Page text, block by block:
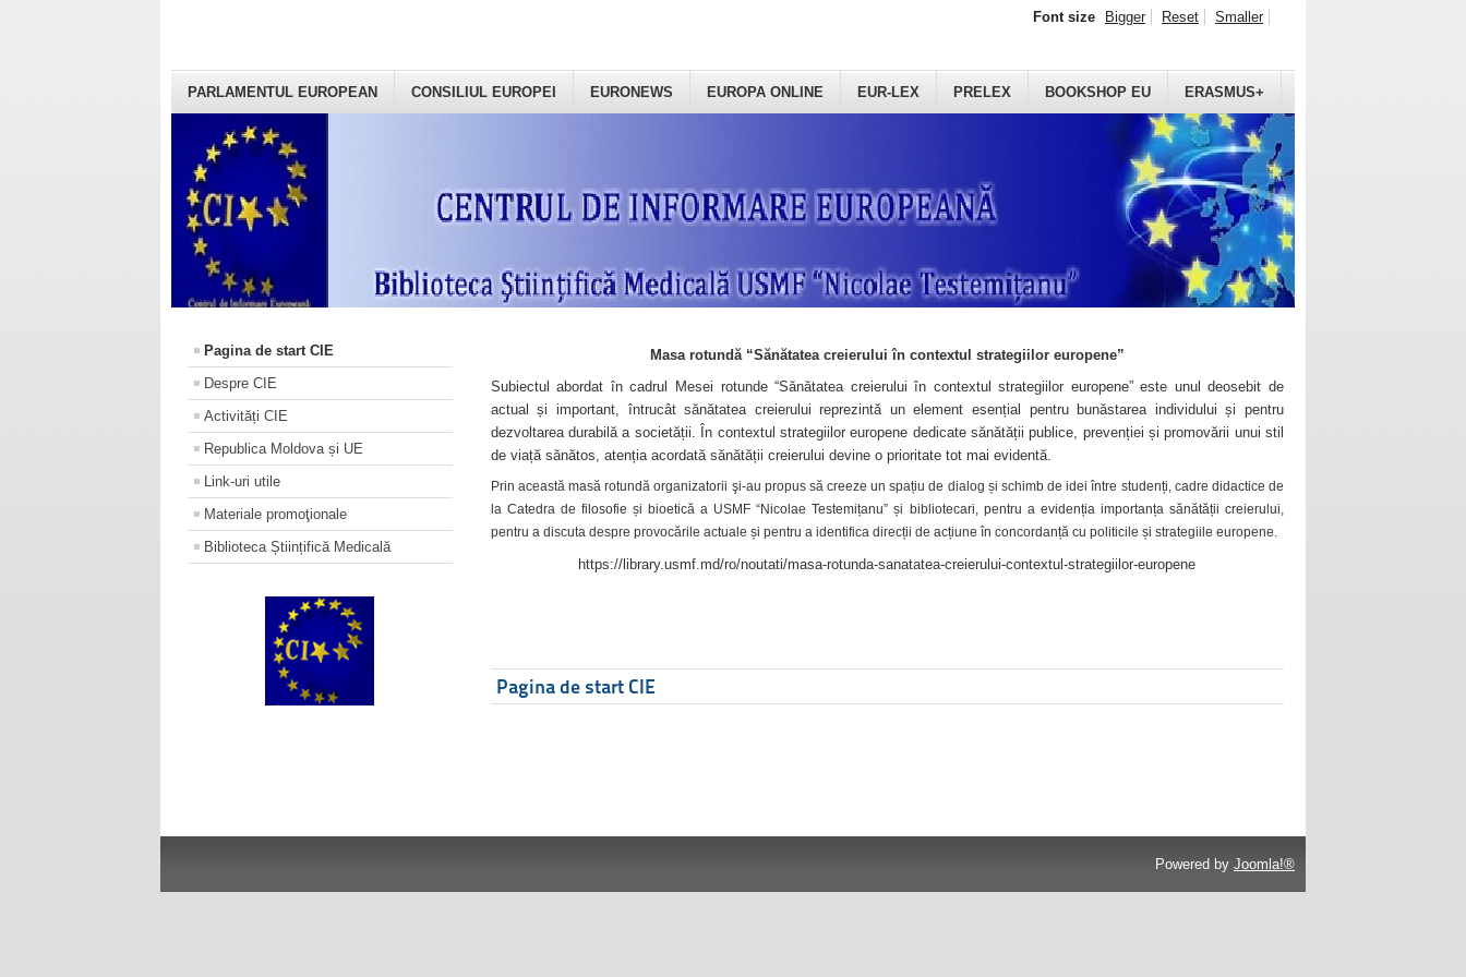
PARLAMENTUL EUROPEAN CONSILIUL EUROPEI EURONEWS EUROPA ONLINE EUR-LEX PRELEX BOOKSHOP EU ERASMUS+
Font size Bigger Reset Smaller
Pagina de start CIE
Despre CIE
Activități CIE
Republica Moldova și UE
Link-uri utile
Materiale promoţionale
Biblioteca Științifică Medicală
Masa rotundă “Sănătatea creierului în contextul strategiilor europene”
Subiectul abordat în cadrul Mesei rotunde “Sănătatea creierului în contextul strategiilor europene” este unul deosebit de
actual și important, întrucât sănătatea creierului reprezintă un element esențial pentru bunăstarea individului și pentru
dezvoltarea durabilă a societății. În contextul strategiilor europene dedicate sănătății publice, prevenției și promovării unui stil
de viață sănătos, atenția acordată sănătății creierului devine o prioritate tot mai evidentă.
Prin această masă rotundă organizatorii şi-au propus să creeze un spațiu de dialog și schimb de idei între studenți, cadre didactice de
la Catedra de filosofie și bioetică a USMF “Nicolae Testemițanu” și bibliotecari, pentru a evidenția importanța sănătății creierului,
pentru a discuta despre provocările actuale și pentru a identifica direcții de acțiune în concordanță cu politicile și strategiile europene.
https://library.usmf.md/ro/noutati/masa-rotunda-sanatatea-creierului-contextul-strategiilor-europene
Pagina de start CIE
Powered by Joomla!®